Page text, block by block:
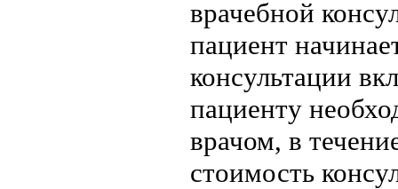
врачебной
пациент
консультации
пациенту
врачом, в
стоимость